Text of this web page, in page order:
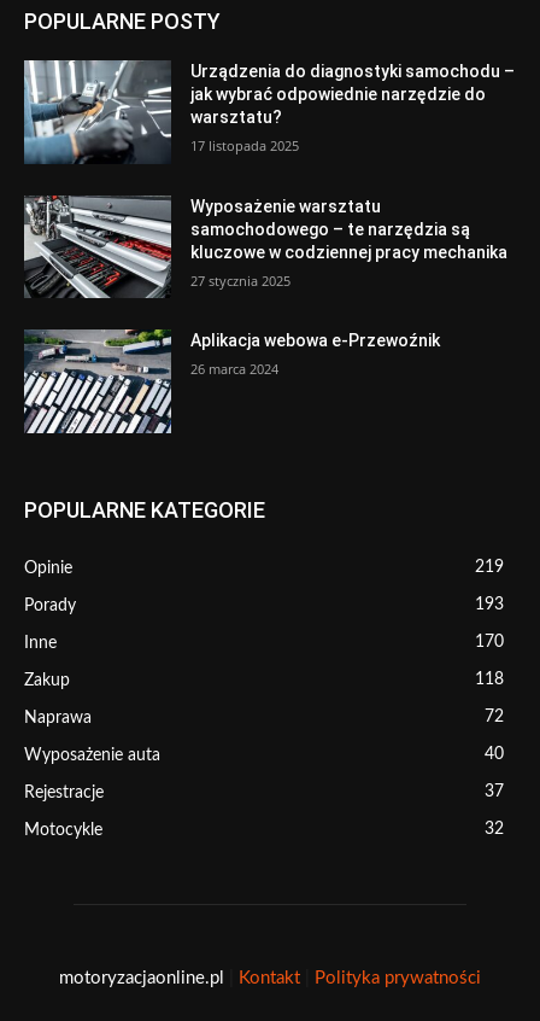
POPULARNE POSTY
Urządzenia do diagnostyki samochodu –
jak wybrać odpowiednie narzędzie do
warsztatu?
17 listopada 2025
Wyposażenie warsztatu
samochodowego – te narzędzia są
kluczowe w codziennej pracy mechanika
27 stycznia 2025
Aplikacja webowa e-Przewoźnik
26 marca 2024
POPULARNE KATEGORIE
Opinie 219
Porady 193
Inne 170
Zakup 118
Naprawa 72
Wyposażenie auta 40
Rejestracje 37
Motocykle 32
motoryzacjaonline.pl Kontakt Polityka prywatności